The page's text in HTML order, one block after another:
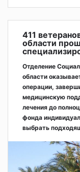
411
области
Отделение
области
операции,
медицинскую
лечения до
фонда
выбрать